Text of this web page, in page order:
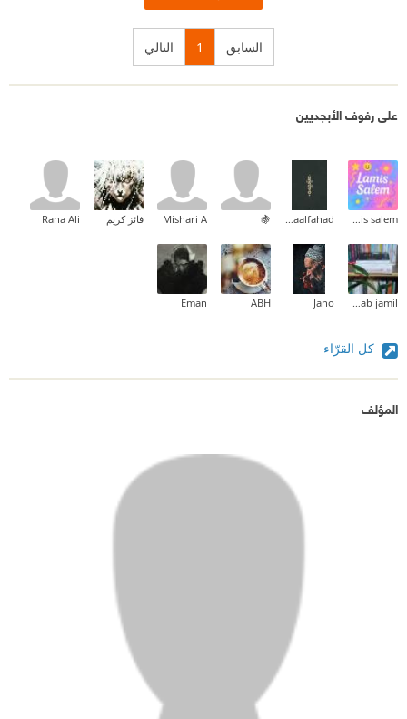
السابق 1 التالي
على رفوف الأبجديين
lamis salem
Asmaalfahad
🍇
Mishari A فائز كريم Rana Ali
zainab jamil
Jano
ABH
Eman
كل القرّاء
المؤلف